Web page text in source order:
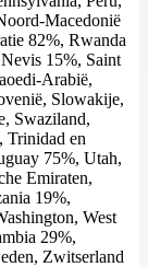
Macedonië
82%, Rwanda
15%, Saint
Arabië,
Slowakije,
Swaziland,
Trinidad en
75%, Utah,
Emiraten,
19%,
West
29%,
Zwitserland